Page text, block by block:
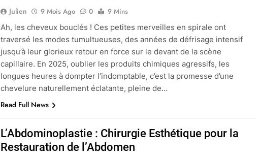
Julien 9 Mois Ago 0
9 Mins
Ah, les cheveux bouclés ! Ces petites merveilles en spirale ont
traversé les modes tumultueuses, des années de défrisage intensif
jusqu’à leur glorieux retour en force sur le devant de la scène
capillaire. En 2025, oublier les produits chimiques agressifs, les
longues heures à dompter l’indomptable, c’est la promesse d’une
chevelure naturellement éclatante, pleine de…
Read Full News
L’Abdominoplastie : Chirurgie Esthétique pour la
Restauration de l’Abdomen